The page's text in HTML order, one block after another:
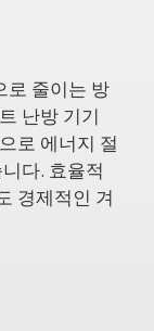
로 줄이는 방
난방 기기
로 에너지 절
다. 효율적
경제적인 겨